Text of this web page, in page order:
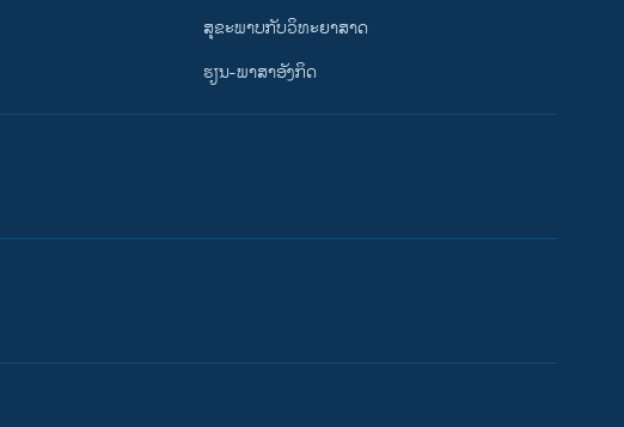
ສຸຂະພາບກັບວິທະຍາສາດ
ຮຽນ-ພາສາອັງກິດ